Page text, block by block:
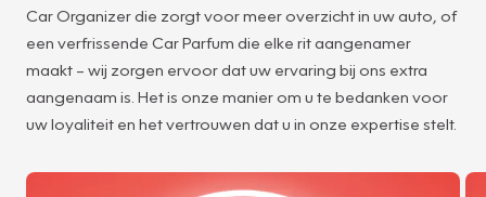
Car Organizer die zorgt voor meer overzicht in uw auto, of
een verfrissende Car Parfum die elke rit aangenamer
maakt – wij zorgen ervoor dat uw ervaring bij ons extra
aangenaam is. Het is onze manier om u te bedanken voor
uw loyaliteit en het vertrouwen dat u in onze expertise stelt.